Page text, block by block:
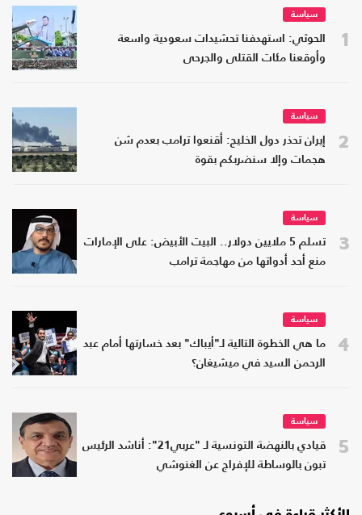
1
سياسة
الحوثي: استهدفنا تحشيدات سعودية واسعة
وأوقعنا مئات القتلى والجرحى
2
سياسة
إيران تحذر دول الخليج: أقنعوا ترامب بعدم شن
هجمات وإلا سنضربكم بقوة
3
سياسة
تسلم 5 ملايين دولار.. البيت الأبيض: على الإمارات
منع أحد أدواتها من مهاجمة ترامب
4
سياسة
ما هي الخطوة التالية لـ"أيباك" بعد خسارتها أمام عبد
الرحمن السيد في ميشيغان؟
5
سياسة
قيادي بالنهضة التونسية لـ "عربي21": أناشد الرئيس
تبون بالوساطة للإفراج عن الغنوشي